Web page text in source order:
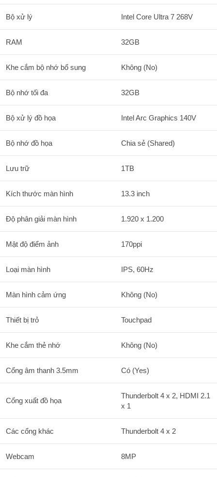
Bộ xử lý Intel Core Ultra 7 268V
RAM 32GB
Khe cắm bộ nhớ bổ sung Không (No)
Bộ nhớ tối đa 32GB
Bộ xử lý đồ họa Intel Arc Graphics 140V
Bộ nhớ đồ họa Chia sẻ (Shared)
Lưu trữ 1TB
Kích thước màn hình 13.3 inch
Độ phân giải màn hình 1.920 x 1.200
Mật độ điểm ảnh 170ppi
Loại màn hình IPS, 60Hz
Màn hình cảm ứng Không (No)
Thiết bị trỏ Touchpad
Khe cắm thẻ nhớ Không (No)
Cổng âm thanh 3.5mm Có (Yes)
Cổng xuất đồ họa
Thunderbolt 4 x 2, HDMI 2.1
x 1
Các cổng khác Thunderbolt 4 x 2
Webcam 8MP